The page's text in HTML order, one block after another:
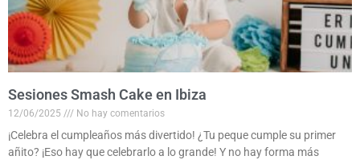
Sesiones Smash Cake en Ibiza
12/06/2025 No hay comentarios
¡Celebra el cumpleaños más divertido! ¿Tu peque cumple su primer
añito? ¡Eso hay que celebrarlo a lo grande! Y no hay forma más